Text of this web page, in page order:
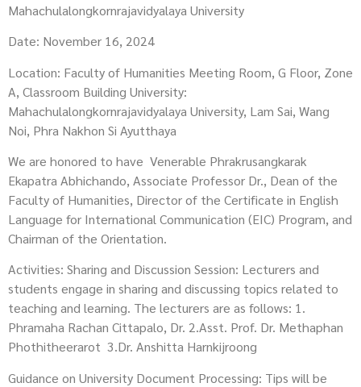
Mahachulalongkornrajavidyalaya University
Date: November 16, 2024
Location: Faculty of Humanities Meeting Room, G Floor, Zone
A, Classroom Building University:
Mahachulalongkornrajavidyalaya University, Lam Sai, Wang
Noi, Phra Nakhon Si Ayutthaya
We are honored to have Venerable Phrakrusangkarak
Ekapatra Abhichando, Associate Professor Dr., Dean of the
Faculty of Humanities, Director of the Certificate in English
Language for International Communication (EIC) Program, and
Chairman of the Orientation.
Activities: Sharing and Discussion Session: Lecturers and
students engage in sharing and discussing topics related to
teaching and learning. The lecturers are as follows: 1.
Phramaha Rachan Cittapalo, Dr. 2.Asst. Prof. Dr. Methaphan
Phothitheerarot 3.Dr. Anshitta Harnkijroong
Guidance on University Document Processing: Tips will be